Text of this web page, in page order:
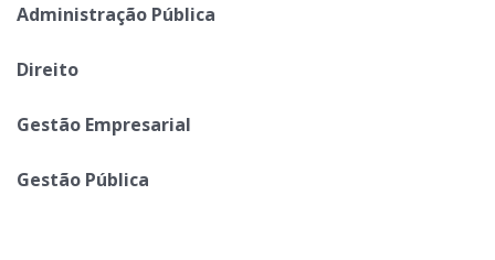
Administração Pública
Direito
Gestão Empresarial
Gestão Pública